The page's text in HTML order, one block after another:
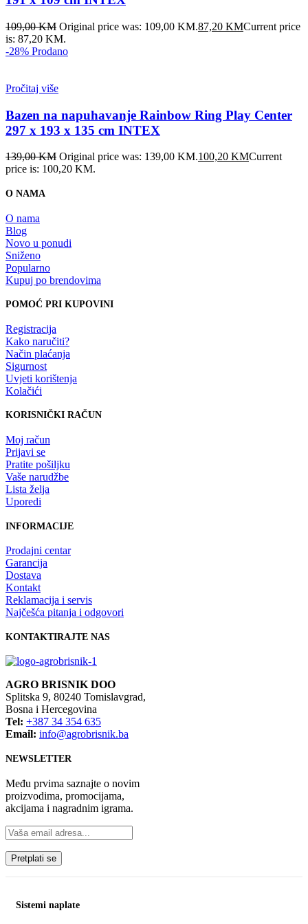
109,00KM Original price was: 109,00 KM.87,20 KMCurrent price
is: 87,20 KM.
-28% Prodano
Pročitaj više
Bazen na napuhavanje Rainbow Ring Play Center
297 x 193 x 135 cm INTEX
139,00KM Original price was: 139,00 KM.100,20 KMCurrent
price is: 100,20 KM.
O NAMA
O nama
Blog
Novo u ponudi
Sniženo
Popularno
Kupuj po brendovima
POMOĆ PRI KUPOVINI
Registracija
Kako naručiti?
Način plaćanja
Sigurnost
Uvjeti korištenja
Kolačići
KORISNIČKI RAČUN
Moj račun
Prijavi se
Pratite pošiljku
Vaše narudžbe
Lista želja
Uporedi
INFORMACIJE
Prodajni centar
Garancija
Dostava
Kontakt
Reklamacija i servis
Najčešća pitanja i odgovori
KONTAKTIRAJTE NAS
AGRO BRISNIK DOO
Splitska 9, 80240 Tomislavgrad,
Bosna i Hercegovina
Tel: +387 34 354 635
Email: info@agrobrisnik.ba
NEWSLETTER
Među prvima saznajte o novim
proizvodima, promocijama,
akcijama i nagradnim igrama.
Sistemi naplate